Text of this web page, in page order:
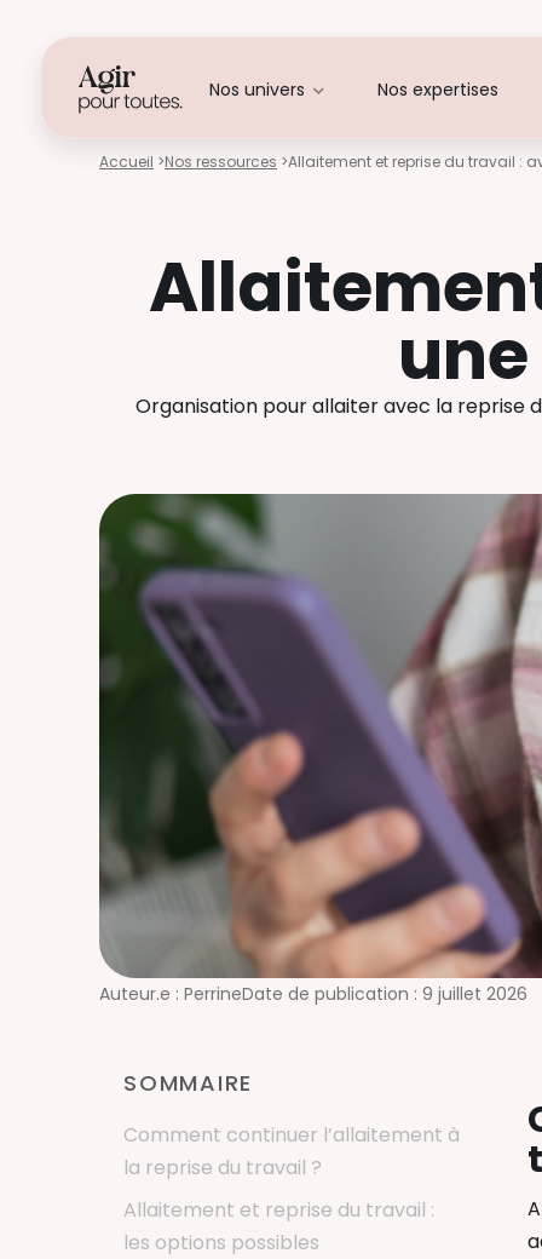
Nos univers Nos expertises
Accueil >Nos ressources >Allaitement et reprise du travail :
Organisation pour allaiter avec la reprise
Auteur.e : PerrineDate de publication : 9 juillet 2026
SOMMAIRE
Comment continuer l’allaitement à
la reprise du travail ?
Allaitement et reprise du travail :
les options possibles